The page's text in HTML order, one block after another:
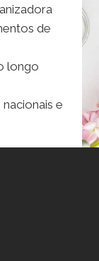
de
longo
e